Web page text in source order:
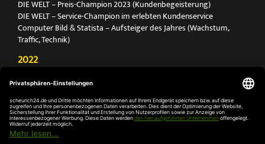
DIE WELT – Preis-Champion 2023 (Kundenbegeisterung)
DIE WELT – Service-Champion im erlebten Kundenservice
Computer Bild & Statista – Aufsteiger des Jahres (Wachstum,
Traffic, Technik)
2022
Antriebe
Deutschland Test – Bester Onlineshop 2022
FOCUS Money – Branchensieger „Rund ums Haus“
DIE WELT – Service-Champion im erlebten Kundenservice
DIE WELT – Branchengewinner Gold-Rang (Türen, Tore & Antriebe)